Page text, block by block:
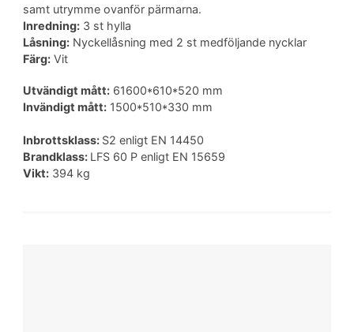
samt utrymme ovanför pärmarna.
Inredning:3 st hylla
Låsning:Nyckellåsning med 2 st medföljande nycklar
Färg:Vit
Utvändigt mått:61600*610*520 mm
Invändigt mått:1500*510*330 mm
Inbrottsklass: S2 enligt EN 14450
Brandklass: LFS 60 P enligt EN 15659
Vikt:394 kg